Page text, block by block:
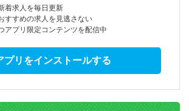
着求人を毎日更新
すすめの求人を見逃さない
アプリ限定コンテンツを配信中
プリをインストールする